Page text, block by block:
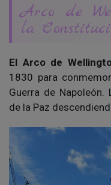
Arco de
la
El Arco de
1830 para
Guerra de
de la Paz